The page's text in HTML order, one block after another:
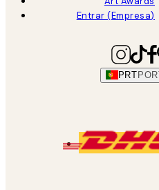
Entrar (Empresa)
PRT